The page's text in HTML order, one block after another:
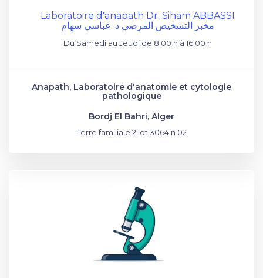
Laboratoire d'anapath Dr. Siham ABBASSI
مخبر التشخيص المرضي د. عباسي سهام
Du Samedi au Jeudi de 8:00 h à 16:00 h
Anapath, Laboratoire d'anatomie et cytologie
pathologique
Bordj El Bahri, Alger
Terre familiale 2 lot 3064 n 02